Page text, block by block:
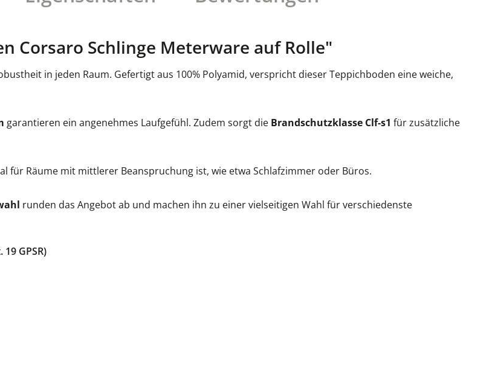
Corsaro Schlinge Meterware auf Rolle"
in jeden Raum. Gefertigt aus 100% Polyamid, verspricht dieser Teppichboden eine weiche,
garantieren ein angenehmes Laufgefühl. Zudem sorgt die Brandschutzklasse Clf-s1 für zusätzliche
für Räume mit mittlerer Beanspruchung ist, wie etwa Schlafzimmer oder Büros.
runden das Angebot ab und machen ihn zu einer vielseitigen Wahl für verschiedenste
GPSR)